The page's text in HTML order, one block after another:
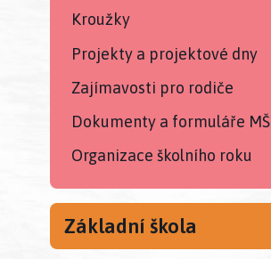
Kroužky
Projekty a projektové dny
Zajímavosti pro rodiče
Dokumenty a formuláře MŠ
Organizace školního roku
Základní škola